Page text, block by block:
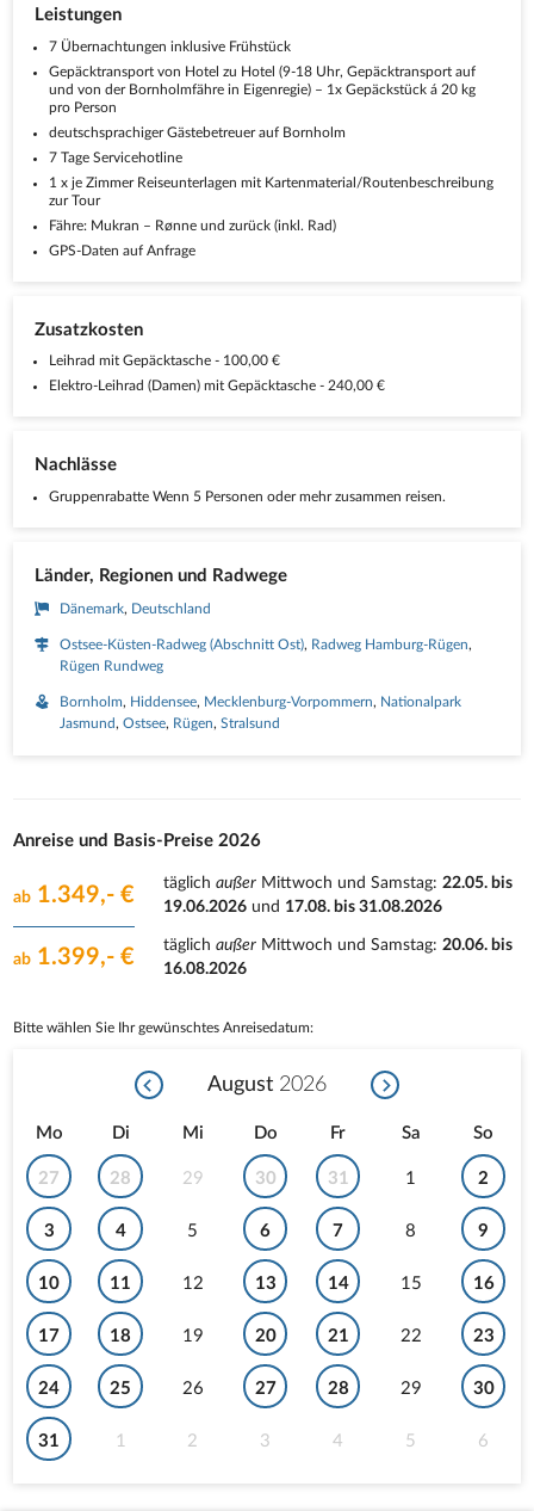
Leistungen
7 Übernachtungen inklusive Frühstück
Gepäcktransport von Hotel zu Hotel (9-18 Uhr, Gepäcktransport auf
und von der Bornholmfähre in Eigenregie) – 1x Gepäckstück á 20 kg
pro Person
deutschsprachiger Gästebetreuer auf Bornholm
7 Tage Servicehotline
1 x je Zimmer Reiseunterlagen mit Kartenmaterial/Routenbeschreibung
zur Tour
Fähre: Mukran – Rønne und zurück (inkl. Rad)
GPS-Daten auf Anfrage
Zusatzkosten
Leihrad mit Gepäcktasche - 100,00 €
Elektro-Leihrad (Damen) mit Gepäcktasche - 240,00 €
Nachlässe
Gruppenrabatte Wenn 5 Personen oder mehr zusammen reisen.
Länder, Regionen und Radwege
Dänemark Deutschland
Ostsee-Küsten-Radweg (Abschnitt Ost)
Radweg Hamburg-Rügen
Rügen Rundweg
Bornholm Hiddensee Mecklenburg-Vorpommern
Nationalpark
Jasmund
Ostsee Rügen Stralsund
Anreise und Basis-Preise 2026
ab 1.349,- € täglichaußer Mittwoch und Samstag: 22.05. bis
19.06.2026 und 17.08. bis 31.08.2026
ab 1.399,- € täglichaußer Mittwoch und Samstag: 20.06. bis
16.08.2026
Bitte wählen Sie Ihr gewünschtes Anreisedatum:
August 2026
Mo Di Mi Do Fr Sa So
27 28 29 30 31 1 2
3 4 5 6 7 8 9
10 11 12 13 14 15 16
17 18 19 20 21 22 23
24 25 26 27 28 29 30
31 1 2 3 4 5 6